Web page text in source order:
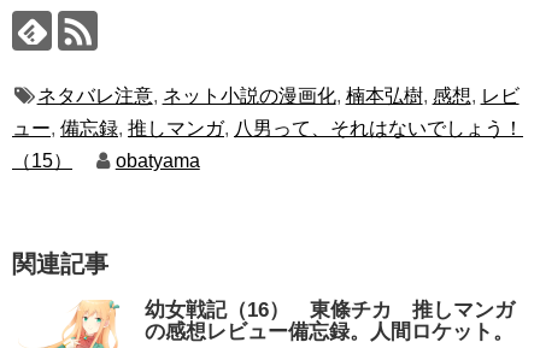
ネタバレ注意, ネット小説の漫画化, 楠本弘樹, 感想, レビ
ュー, 備忘録, 推しマンガ, 八男って、それはないでしょう！
（15）
obatyama
関連記事
幼女戦記（16） 東條チカ 推しマンガ
の感想レビュー備忘録。人間ロケット。